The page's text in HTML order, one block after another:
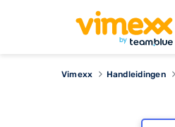
Vimexx Handleidingen